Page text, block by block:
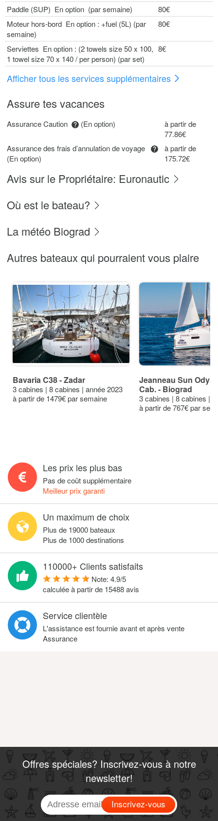
Paddle (SUP) En option (par semaine)
80€
Moteur hors-bord En option : +fuel (5L) (par
semaine)
80€
Serviettes En option : (2 towels size 50 x 100,
1 towel size 70 x 140 / per person) (par set)
8€
Afficher tous les services supplémentaires
Assure tes vacances
Assurance Caution (En option)
à partir de
77.86€
Assurance des frais d’annulation de voyage
(En option)
à partir de
175.72€
Avis sur le Propriétaire: Euronautic
Où est le bateau?
La météo Biograd
Autres bateaux qui pourraient vous plaire
Bavaria C38 - Zadar
3 cabines | 8 cabines | année 2023
à partir de 1479€ par semaine
Jeanneau Sun
Cab. - Biograd
3 cabines | 8 cabines |
à partir de 767€ par
Les prix les plus bas
Pas de coût supplémentaire
Meilleur prix garanti
Un maximum de choix
Plus de 19000 bateaux
Plus de 1000 destinations
110000+ Clients satisfaits
Note: 4.9/5
calculée à partir de 15488avis
Service clientèle
L'assistance est fournie avant et après vente
Assurance
Offres spéciales? Inscrivez-vous à notre
newsletter!
Inscrivez-vous